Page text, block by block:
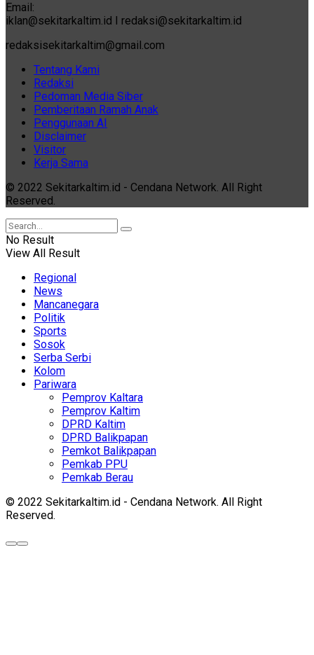
Email:
iklan@sekitarkaltim.id I redaksi@sekitarkaltim.id
redaksisekitarkaltim@gmail.com
Tentang Kami
Redaksi
Pedoman Media Siber
Pemberitaan Ramah Anak
Penggunaan AI
Disclaimer
Visitor
Kerja Sama
© 2022 Sekitarkaltim.id - Cendana Network. All Right
Reserved.
No Result
View All Result
Regional
News
Mancanegara
Politik
Sports
Sosok
Serba Serbi
Kolom
Pariwara
Pemprov Kaltara
Pemprov Kaltim
DPRD Kaltim
DPRD Balikpapan
Pemkot Balikpapan
Pemkab PPU
Pemkab Berau
© 2022 Sekitarkaltim.id - Cendana Network. All Right
Reserved.